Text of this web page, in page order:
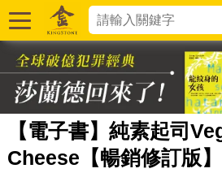
【電子書】純素起司
Cheese【暢銷修訂版】